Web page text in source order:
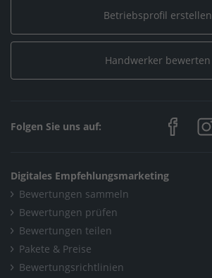
Betriebsprofil erstellen
Handwerker bewerten
Folgen Sie uns auf:
Digitales Empfehlungsmarketing
Bewertungen sammeln
Bewertungen prüfen
Bewertungen teilen
Pakete & Preise
Bewertungsrichtlinien